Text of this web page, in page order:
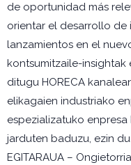
de oportunidad más
orientar el desarrollo de
lanzamientos en el
kontsumitzaile-
ditugu HORECA
elikagaien industriako
espezializatuko
jarduten baduzu, ezin
EGITARAUA –